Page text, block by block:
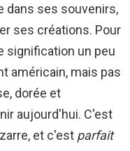
dans ses souvenirs,
ses créations. Pour
signification un peu
américain, mais pas
dorée et
aujourd'hui. C'est
et c'est parfait